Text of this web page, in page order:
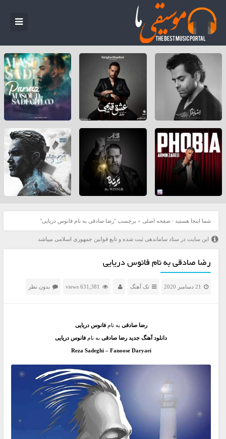
شما اینجا هستید : صفحه اصلی » برچسب "رضا صادقی به نام فانوس دریایی"
این سایت در ستاد ساماندهی ثبت شده و تابع قوانین جمهوری اسلامی میباشد
رضا صادقی به نام فانوس دریایی
21 دسامبر 2020 تک آهنگ 631,381 views بدون نظر
رضا صادقی به نامفانوس دریایی
دانلود آهنگ جدید رضا صادقیبه نام فانوس دریایی
Reza Sadeghi – Fanoose Daryaei